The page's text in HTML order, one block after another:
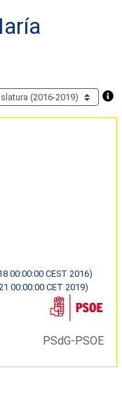
00:00:00 CEST 2016)
00:00:00 CET 2019)
PSdG-PSOE